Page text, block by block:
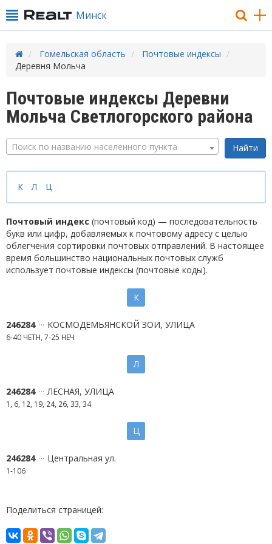
Минск
Гомельская область
Почтовые индексы
Деревня Мольча
Почтовые индексы Деревни
Мольча Светлогорского района
Поиск по названию населенного пункта
К Л Ц
Почтовый индекс (почтовый код) — последовательность
букв или цифр, добавляемых к почтовому адресу с целью
облегчения сортировки почтовых отправлений. В настоящее
время большинство национальных почтовых служб
использует почтовые индексы (почтовые коды).
К
246284 КОСМОДЕМЬЯНСКОЙ ЗОИ, УЛИЦА
6-40 ЧЕТН, 7-25 НЕЧ
Л
246284 ЛЕСНАЯ, УЛИЦА
1, 6, 12, 19, 24, 26, 33, 34
Ц
246284 Центральная ул.
1-106
Поделиться страницей: